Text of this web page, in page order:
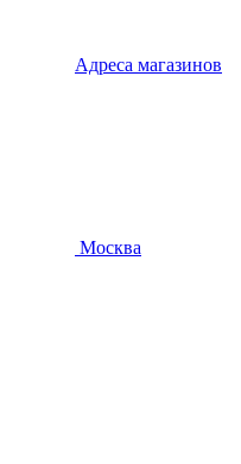
Адреса магазинов
Москва